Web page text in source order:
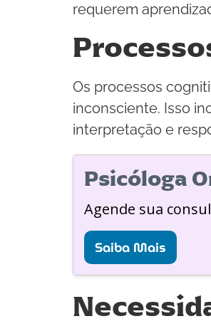
requerem
Os processos
inconsciente. Isso
interpretação e
Psicóloga
Agende sua
Saiba Mais